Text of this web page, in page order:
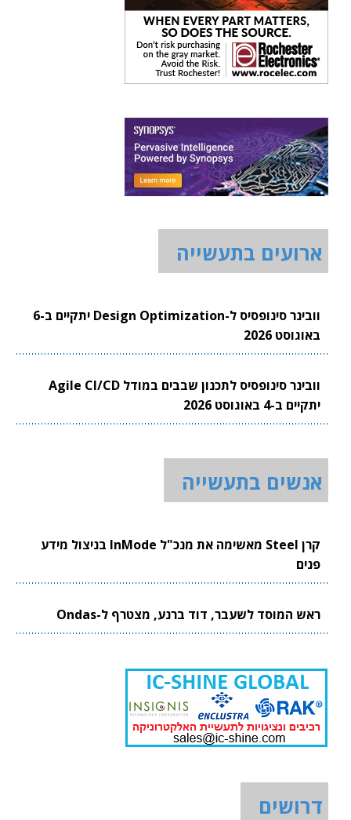
ארועים בתעשייה
וובינר סינופסיס ל-Design Optimization יתקיים ב-6
באוגוסט 2026
וובינר סינופסיס לתכנון שבבים במודל Agile CI/CD
יתקיים ב-4 באוגוסט 2026
אנשים בתעשייה
קרן Steel מאשימה את מנכ"ל InMode בניצול מידע
פנים
ראש המוסד לשעבר, דוד ברנע, מצטרף ל-Ondas
דרושים